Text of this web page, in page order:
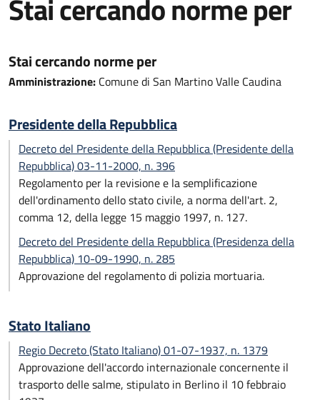
Stai cercando norme per
Stai cercando norme per
Amministrazione: Comune di San Martino Valle Caudina
Presidente della Repubblica
Decreto del Presidente della Repubblica (Presidente della
Repubblica) 03-11-2000, n. 396
Regolamento per la revisione e la semplificazione
dell'ordinamento dello stato civile, a norma dell'art. 2,
comma 12, della legge 15 maggio 1997, n. 127.
Decreto del Presidente della Repubblica (Presidenza della
Repubblica) 10-09-1990, n. 285
Approvazione del regolamento di polizia mortuaria.
Stato Italiano
Regio Decreto (Stato Italiano) 01-07-1937, n. 1379
Approvazione dell'accordo internazionale concernente il
trasporto delle salme, stipulato in Berlino il 10 febbraio